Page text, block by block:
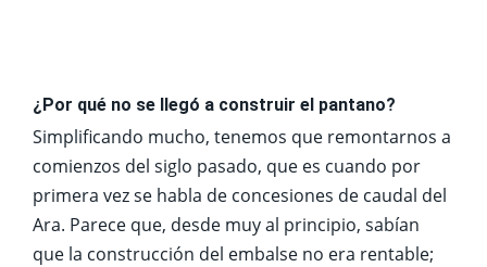
¿Por qué no se llegó a construir el pantano?
Simplificando mucho, tenemos que remontarnos a
comienzos del siglo pasado, que es cuando por
primera vez se habla de concesiones de caudal del
Ara. Parece que, desde muy al principio, sabían
que la construcción del embalse no era rentable;